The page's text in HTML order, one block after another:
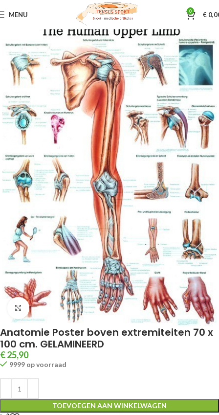
MENU 0 €
Home Sportmassage Poster - skeletmodelen
Klik om te vergroten
Anatomie Poster boven extremiteiten 70 x
100 cm. GELAMINEERD
€25,90
9999 op voorraad
TOEVOEGEN AAN WINKELWAGEN